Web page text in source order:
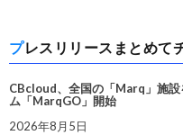
プレスリリースまとめて
CBcloud、全国の「Marq」施
ム「MarqGO」開始
2026年8月5日